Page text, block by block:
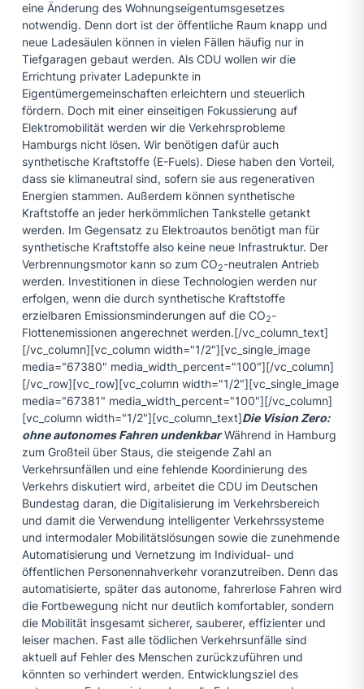
eine Änderung des Wohnungseigentumsgesetzes
notwendig. Denn dort ist der öffentliche Raum knapp und
neue Ladesäulen können in vielen Fällen häufig nur in
Tiefgaragen gebaut werden. Als CDU wollen wir die
Errichtung privater Ladepunkte in
Eigentümergemeinschaften erleichtern und steuerlich
fördern. Doch mit einer einseitigen Fokussierung auf
Elektromobilität werden wir die Verkehrsprobleme
Hamburgs nicht lösen. Wir benötigen dafür auch
synthetische Kraftstoffe (E-Fuels). Diese haben den Vorteil,
dass sie klimaneutral sind, sofern sie aus regenerativen
Energien stammen. Außerdem können synthetische
Kraftstoffe an jeder herkömmlichen Tankstelle getankt
werden. Im Gegensatz zu Elektroautos benötigt man für
synthetische Kraftstoffe also keine neue Infrastruktur. Der
Verbrennungsmotor kann so zum CO2-neutralen Antrieb
werden. Investitionen in diese Technologien werden nur
erfolgen, wenn die durch synthetische Kraftstoffe
erzielbaren Emissionsminderungen auf die CO2-
Flottenemissionen angerechnet werden.[/vc_column_text]
[/vc_column][vc_column width="1/2"][vc_single_image
media="67380" media_width_percent="100"][/vc_column]
[/vc_row][vc_row][vc_column width="1/2"][vc_single_image
media="67381" media_width_percent="100"][/vc_column]
[vc_column width="1/2"][vc_column_text]Die Vision Zero:
ohne autonomes Fahren undenkbarWährend in Hamburg
zum Großteil über Staus, die steigende Zahl an
Verkehrsunfällen und eine fehlende Koordinierung des
Verkehrs diskutiert wird, arbeitet die CDU im Deutschen
Bundestag daran, die Digitalisierung im Verkehrsbereich
und damit die Verwendung intelligenter Verkehrssysteme
und intermodaler Mobilitätslösungen sowie die zunehmende
Automatisierung und Vernetzung im Individual- und
öffentlichen Personennahverkehr voranzutreiben. Denn das
automatisierte, später das autonome, fahrerlose Fahren wird
die Fortbewegung nicht nur deutlich komfortabler, sondern
die Mobilität insgesamt sicherer, sauberer, effizienter und
leiser machen. Fast alle tödlichen Verkehrsunfälle sind
aktuell auf Fehler des Menschen zurückzuführen und
könnten so verhindert werden. Entwicklungsziel des